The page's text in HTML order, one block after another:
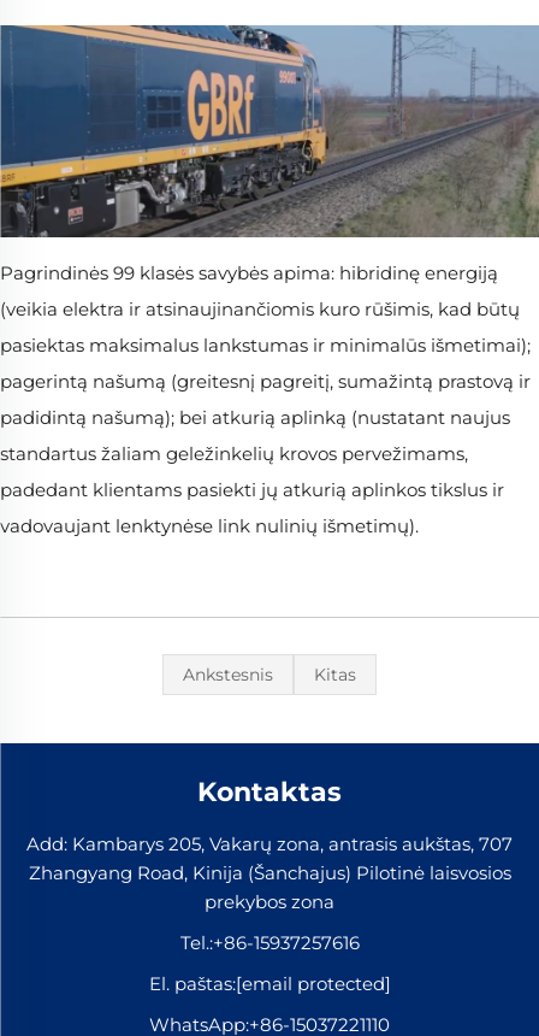
Pagrindinės 99 klasės savybės apima: hibridinę energiją
(veikia elektra ir atsinaujinančiomis kuro rūšimis, kad būtų
pasiektas maksimalus lankstumas ir minimalūs išmetimai);
pagerintą našumą (greitesnį pagreitį, sumažintą prastovą ir
padidintą našumą); bei atkurią aplinką (nustatant naujus
standartus žaliam geležinkelių krovos pervežimams,
padedant klientams pasiekti jų atkurią aplinkos tikslus ir
vadovaujant lenktynėse link nulinių išmetimų).
Ankstesnis Kitas
Kontaktas
Add: Kambarys 205, Vakarų zona, antrasis aukštas, 707
Zhangyang Road, Kinija (Šanchajus) Pilotinė laisvosios
prekybos zona
Tel.:+86-15937257616
El. paštas:[email protected]
WhatsApp:+86-15037221110